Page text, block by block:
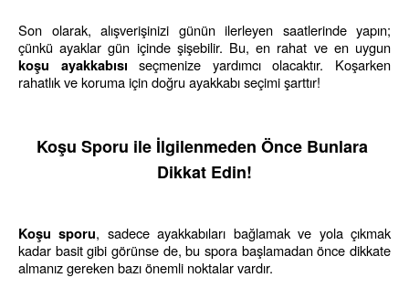
Son olarak, alışverişinizi günün ilerleyen saatlerinde yapın;
koşu ayakkabısı seçmenize yardımcı olacaktır. Koşarken
rahatlık ve koruma için doğru ayakkabı seçimi şarttır!
Koşu Sporu ile İlgilenmeden Önce Bunlara
Dikkat Edin!
Koşu sporu, sadece ayakkabıları bağlamak ve yola çıkmak
kadar basit gibi görünse de, bu spora başlamadan önce dikkate
almanız gereken bazı önemli noktalar vardır.